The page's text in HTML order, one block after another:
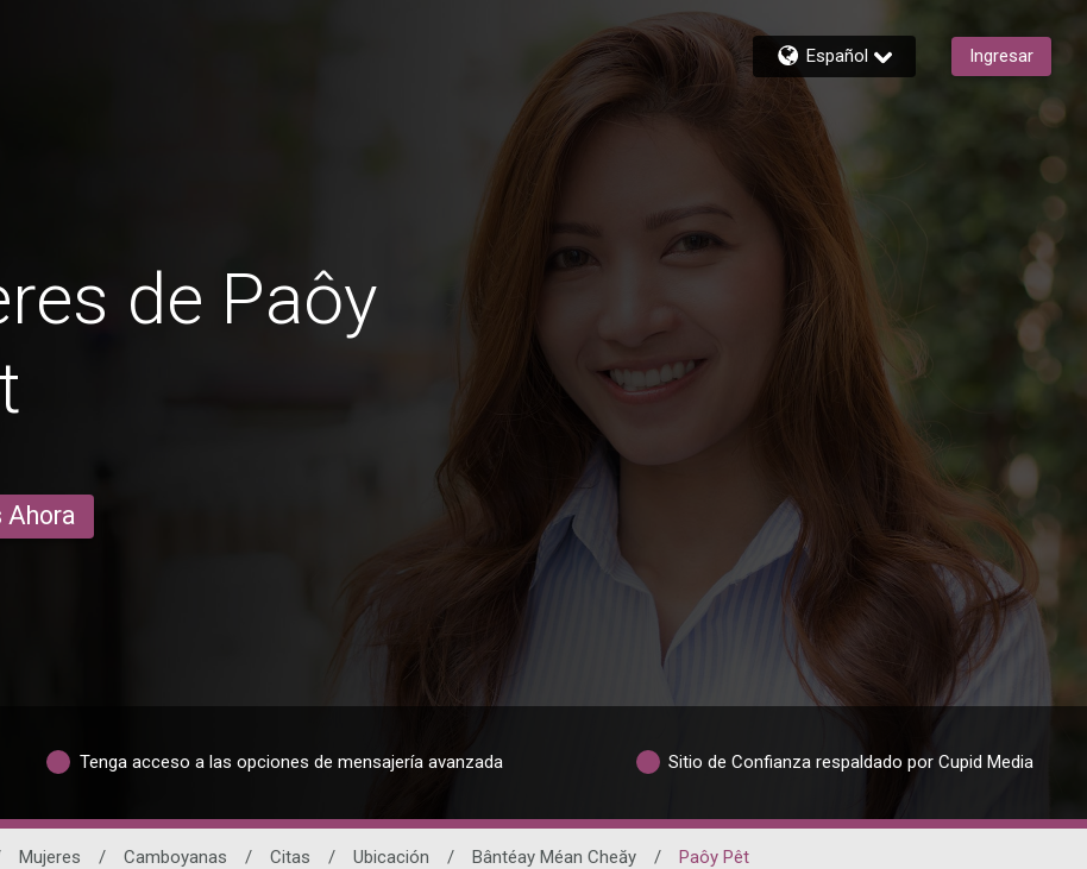
Español Ingresar
de Paôy
Ahora
Tenga acceso a las opciones de mensajería avanzada Sitio de Confianza respaldado por Cupid Media
Mujeres / Camboyanas / Citas / Ubicación / Bântéay Méan Cheăy / Paôy Pêt